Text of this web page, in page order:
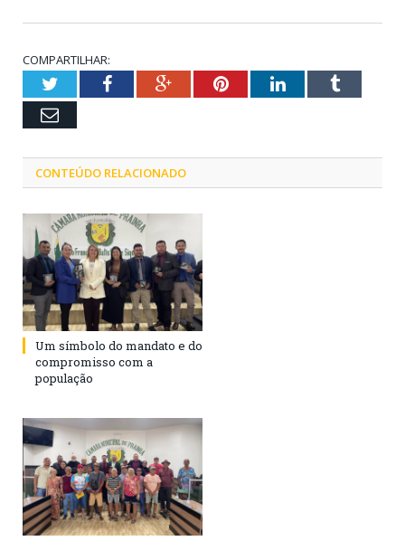
COMPARTILHAR:
TwitterFacebookGoogle+PinterestLinkedInTumblr
Email
CONTEÚDO RELACIONADO
Um símbolo do mandato e do
compromisso com a
população